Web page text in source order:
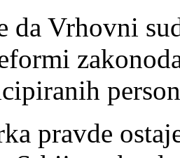
da Vrhovni
pravde